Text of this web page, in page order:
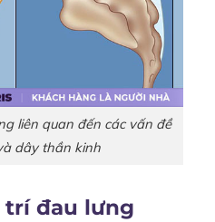
liên quan đến các vấn đề
dây thần kinh
trí đau lưng